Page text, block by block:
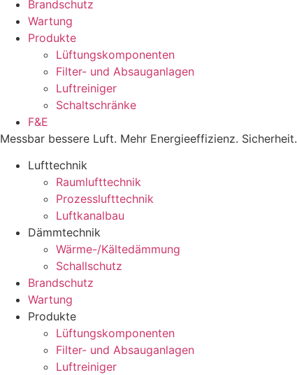
Brandschutz
Wartung
Produkte
Lüftungskomponenten
Filter- und Absauganlagen
Luftreiniger
Schaltschränke
F&E
Messbar bessere Luft. Mehr Energieeffizienz. Sicherheit.
Lufttechnik
Raumlufttechnik
Prozesslufttechnik
Luftkanalbau
Dämmtechnik
Wärme-/Kältedämmung
Schallschutz
Brandschutz
Wartung
Produkte
Lüftungskomponenten
Filter- und Absauganlagen
Luftreiniger